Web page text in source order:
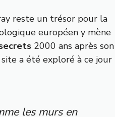
reste un trésor pour la
européen y mène
2000 ans après son
a été exploré à ce jour
les murs en